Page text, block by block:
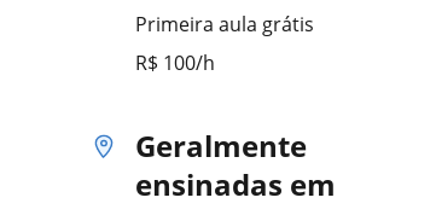
Primeira aula grátis
R$ 100/h
Geralmente
ensinadas em